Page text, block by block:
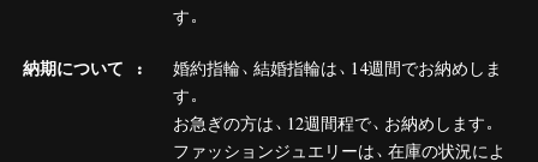
す。
納期について
婚約指輪、結婚指輪は、14週間でお納めしま
す。
お急ぎの方は、12週間程で、お納めします。
ファッションジュエリーは、在庫の状況によ